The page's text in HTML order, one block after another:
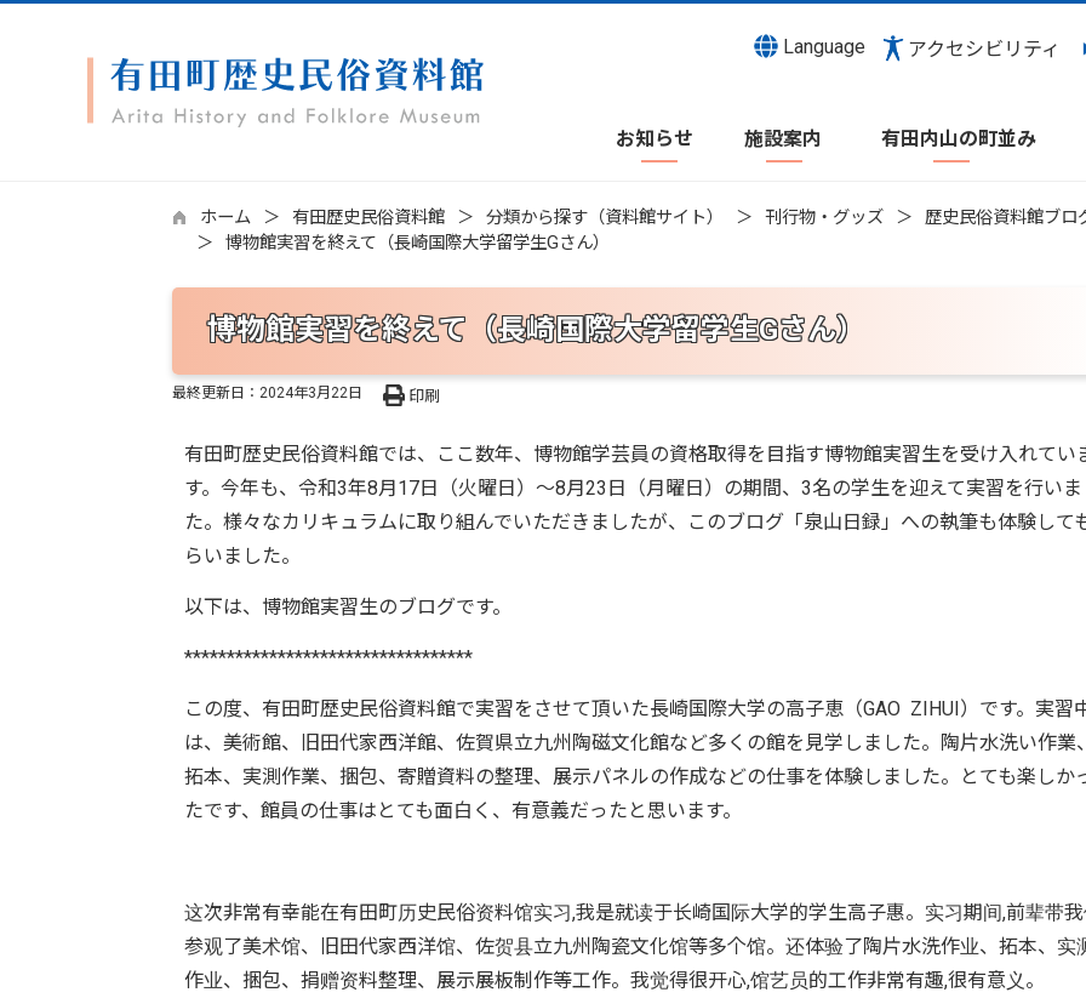
Language アクセシビリティ
お知らせ 施設案内 有田内山の町並み
ホーム 有田歴史民俗資料館 分類から探す（資料館サイト） 刊行物・グッズ
歴史民俗資料館ブロ
博物館実習を終えて（長崎国際大学留学生Gさん）
博物館実習を終えて（長崎国際大学留学生Gさん）
最終更新日： 2024年3月22日 印刷
有田町歴史民俗資料館では、ここ数年、博物館学芸員の資格取得を目指す博物館実習生を受け入れてい
す。今年も、令和3年8月17日（火曜日）～8月23日（月曜日）の期間、3名の学生を迎えて実習を行い
た。様々なカリキュラムに取り組んでいただきましたが、このブログ「泉山日録」への執筆も体験して
らいました。
以下は、博物館実習生のブログです。
**********************************
この度、有田町歴史民俗資料館で実習をさせて頂いた長崎国際大学の高子恵（GAO ZIHUI）です。実習
は、美術館、旧田代家西洋館、佐賀県立九州陶磁文化館など多くの館を見学しました。陶片水洗い作業
拓本、実測作業、捆包、寄贈資料の整理、展示パネルの作成などの仕事を体験しました。とても楽しか
たです、館員の仕事はとても面白く、有意義だったと思います。
这次非常有幸能在有田町历史民俗资料馆实习,我是就读于长崎国际大学的学生高子惠。实习期间,前辈带
参观了美术馆、旧田代家西洋馆、佐贺县立九州陶瓷文化馆等多个馆。还体验了陶片水洗作业、拓本、实
作业、捆包、捐赠资料整理、展示展板制作等工作。我觉得很开心,馆艺员的工作非常有趣,很有意义。